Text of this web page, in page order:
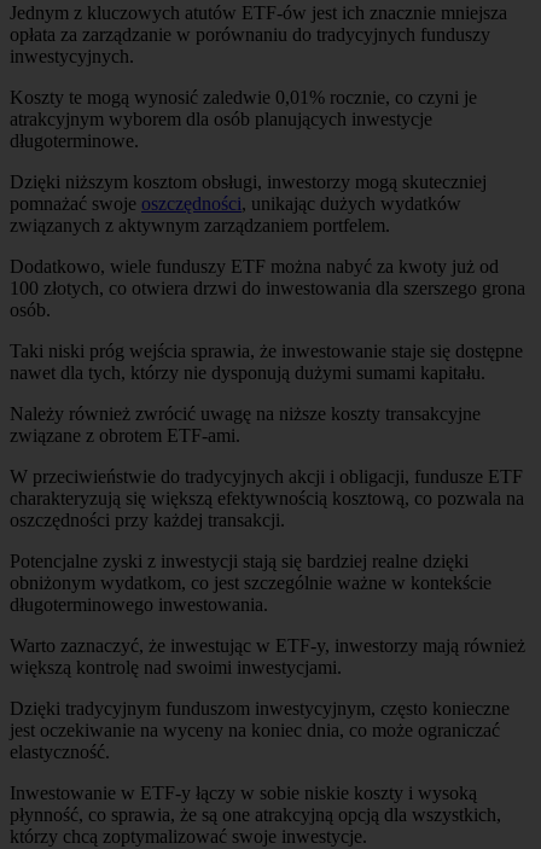
Jednym z kluczowych atutów ETF-ów jest ich znacznie mniejsza
opłata za zarządzanie w porównaniu do tradycyjnych funduszy
inwestycyjnych.
Koszty te mogą wynosić zaledwie 0,01% rocznie, co czyni je
atrakcyjnym wyborem dla osób planujących inwestycje
długoterminowe.
Dzięki niższym kosztom obsługi, inwestorzy mogą skuteczniej
pomnażać swoje oszczędności, unikając dużych wydatków
związanych z aktywnym zarządzaniem portfelem.
Dodatkowo, wiele funduszy ETF można nabyć za kwoty już od
100 złotych, co otwiera drzwi do inwestowania dla szerszego grona
osób.
Taki niski próg wejścia sprawia, że inwestowanie staje się dostępne
nawet dla tych, którzy nie dysponują dużymi sumami kapitału.
Należy również zwrócić uwagę na niższe koszty transakcyjne
związane z obrotem ETF-ami.
W przeciwieństwie do tradycyjnych akcji i obligacji, fundusze ETF
charakteryzują się większą efektywnością kosztową, co pozwala na
oszczędności przy każdej transakcji.
Potencjalne zyski z inwestycji stają się bardziej realne dzięki
obniżonym wydatkom, co jest szczególnie ważne w kontekście
długoterminowego inwestowania.
Warto zaznaczyć, że inwestując w ETF-y, inwestorzy mają również
większą kontrolę nad swoimi inwestycjami.
Dzięki tradycyjnym funduszom inwestycyjnym, często konieczne
jest oczekiwanie na wyceny na koniec dnia, co może ograniczać
elastyczność.
Inwestowanie w ETF-y łączy w sobie niskie koszty i wysoką
płynność, co sprawia, że są one atrakcyjną opcją dla wszystkich,
którzy chcą zoptymalizować swoje inwestycje.